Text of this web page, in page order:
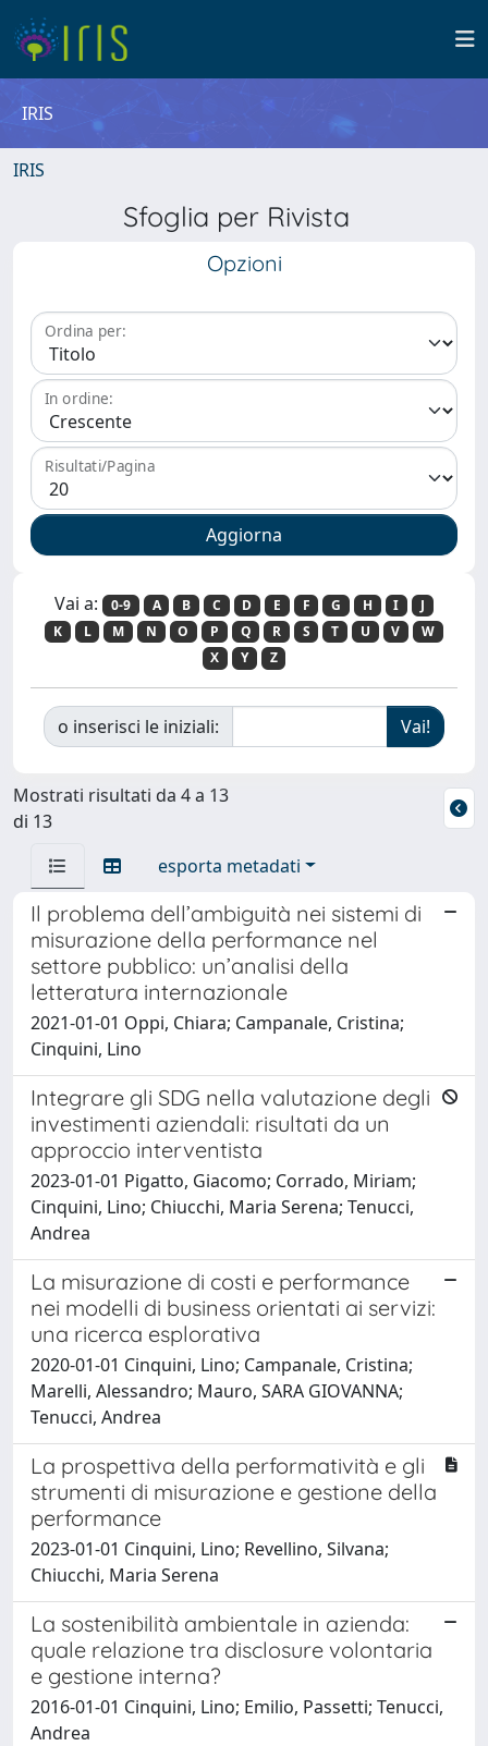
IRIS
IRIS
Sfoglia per Rivista
Opzioni
Ordina per:
In ordine:
Risultati/Pagina
Vai a: 0-9 A B C D E F G H I
J
K
L M N O P Q R S T U V
W
X
Y Z
o inserisci le iniziali:
Mostrati risultati da 4 a 13
di 13
esporta metadati
Il problema dell’ambiguità nei sistemi di
misurazione della performance nel
settore pubblico: un’analisi della
letteratura internazionale
2021-01-01 Oppi, Chiara; Campanale, Cristina;
Cinquini, Lino
Integrare gli SDG nella valutazione degli
investimenti aziendali: risultati da un
approccio interventista
2023-01-01 Pigatto, Giacomo; Corrado, Miriam;
Cinquini, Lino; Chiucchi, Maria Serena; Tenucci,
Andrea
La misurazione di costi e performance
nei modelli di business orientati ai servizi:
una ricerca esplorativa
2020-01-01 Cinquini, Lino; Campanale, Cristina;
Marelli, Alessandro; Mauro, SARA GIOVANNA;
Tenucci, Andrea
La prospettiva della performatività e gli
strumenti di misurazione e gestione della
performance
2023-01-01 Cinquini, Lino; Revellino, Silvana;
Chiucchi, Maria Serena
La sostenibilità ambientale in azienda:
quale relazione tra disclosure volontaria
e gestione interna?
2016-01-01 Cinquini, Lino; Emilio, Passetti; Tenucci,
Andrea